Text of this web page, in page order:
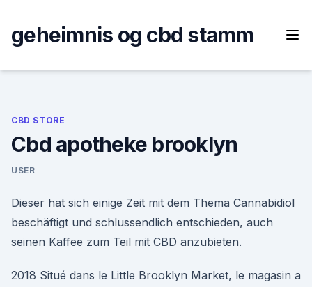
content
geheimnis og cbd stamm
CBD STORE
Cbd apotheke brooklyn
USER
Dieser hat sich einige Zeit mit dem Thema Cannabidiol
beschäftigt und schlussendlich entschieden, auch
seinen Kaffee zum Teil mit CBD anzubieten.
2018 Situé dans le Little Brooklyn Market, le magasin a